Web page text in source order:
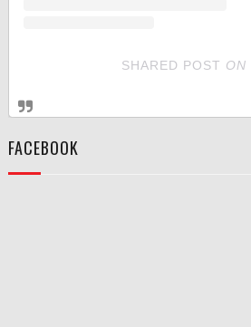
SHARED POST ON
FACEBOOK